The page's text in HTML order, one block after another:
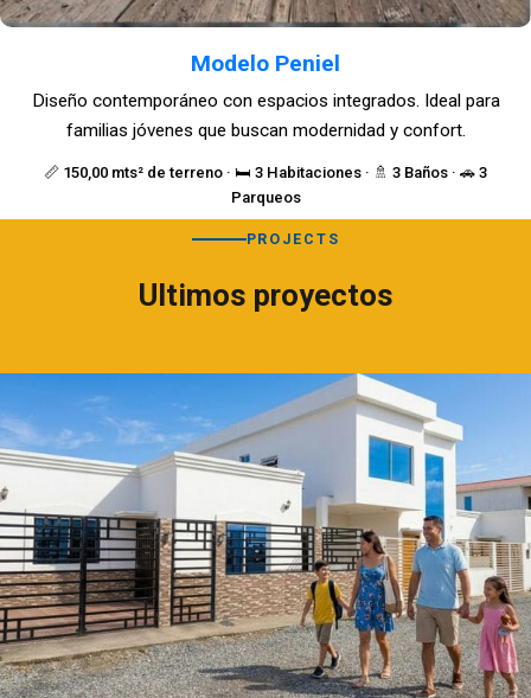
Modelo Peniel
📏 150,00 mts² de terreno · 🛏️ 3 Habitaciones · 🚿 3 Baños · 🚗 3
Parqueos
Diseño contemporáneo con espacios integrados. Ideal para
familias jóvenes que buscan modernidad y confort.
PROJECTS
Ultimos proyectos